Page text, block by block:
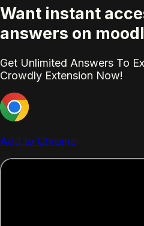
Want instant
answers on
Get Unlimited Answers To
Crowdly Extension Now!
Add to Chrome